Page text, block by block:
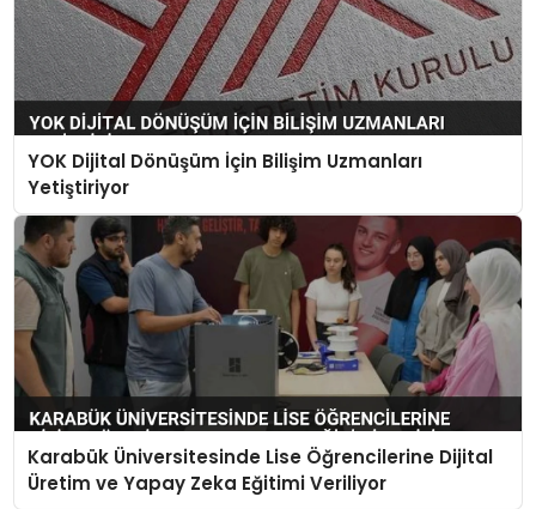
YOK Dijital Dönüşüm İçin Bilişim Uzmanları
Yetiştiriyor
Karabük Üniversitesinde Lise Öğrencilerine Dijital
Üretim ve Yapay Zeka Eğitimi Veriliyor